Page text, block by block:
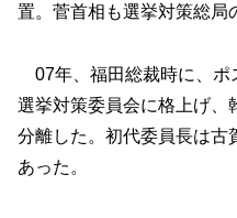
置。菅首相も選挙対策総局
07年、福田総裁時に、ポ
選挙対策委員会に格上げ、
分離した。初代委員長は古
あった。